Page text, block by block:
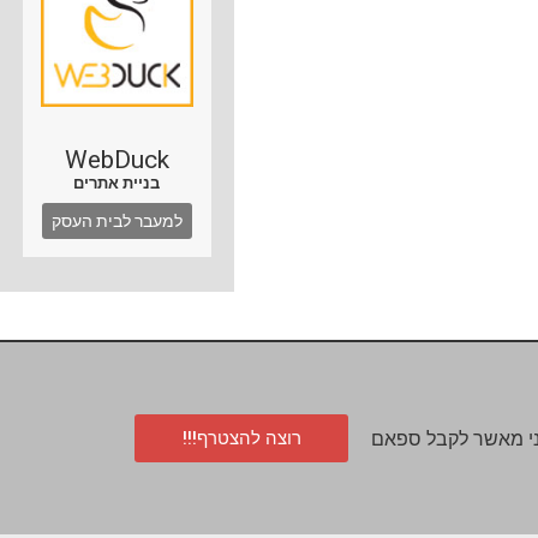
WebDuck
בניית אתרים
למעבר לבית העסק
מאשר לקבל ספאם רוצה להצטרף!!!